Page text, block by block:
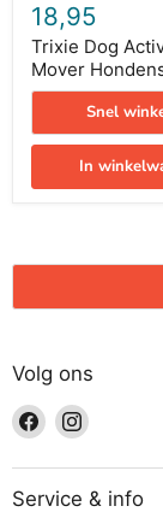
18,95
Trixie Dog
Mover
Snel
In
Volg ons
Vind
ons
op
Facebook
Vind
op
Instagram
Service & info